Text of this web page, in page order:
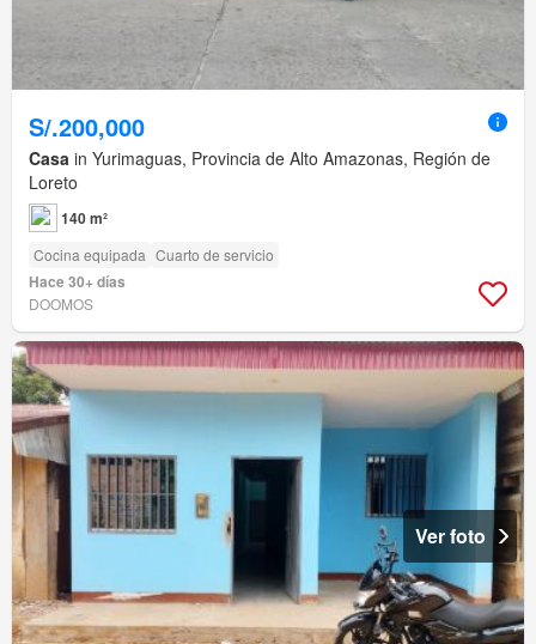
S/.200,000
Casa in Yurimaguas, Provincia de Alto Amazonas, Región de
Loreto
140 m²
Cocina equipada Cuarto de servicio
Hace 30+ días
DOOMOS
Ver foto